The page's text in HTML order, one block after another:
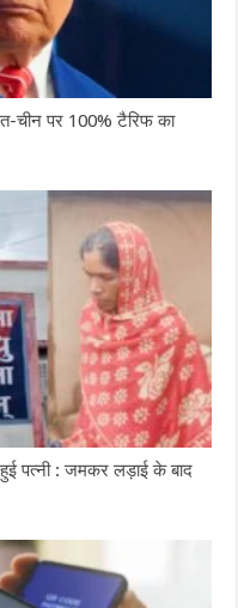
चीन पर 100% टैरिफ का
पत्नी : जमकर लड़ाई के बाद